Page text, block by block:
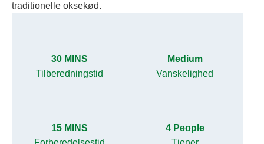
traditionelle oksekød.
30 MINS
Tilberedningstid
Medium
Vanskelighed
15 MINS
4 People